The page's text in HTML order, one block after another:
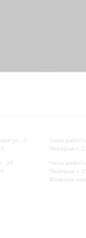
ул., 2
30
Часы
Перерыв с
Часы
Перерыв с
Вопросы